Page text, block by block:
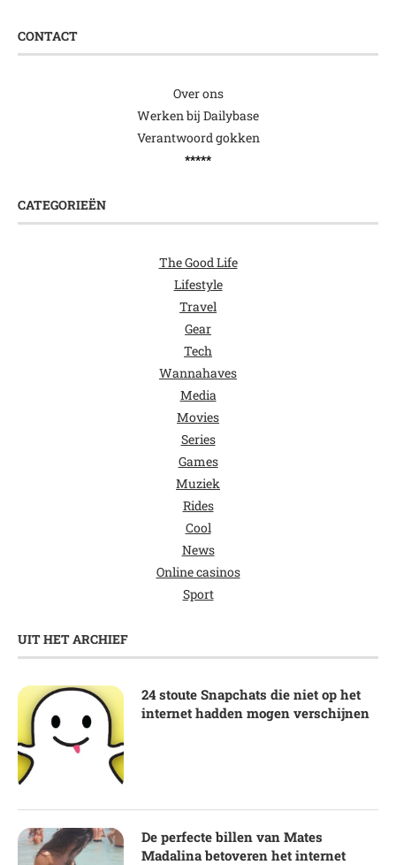
CONTACT
Over ons
Werken bij Dailybase
Verantwoord gokken
*****
CATEGORIEËN
The Good Life
Lifestyle
Travel
Gear
Tech
Wannahaves
Media
Movies
Series
Games
Muziek
Rides
Cool
News
Online casinos
Sport
UIT HET ARCHIEF
24 stoute Snapchats die niet op het
internet hadden mogen verschijnen
De perfecte billen van Mates
Madalina betoveren het internet